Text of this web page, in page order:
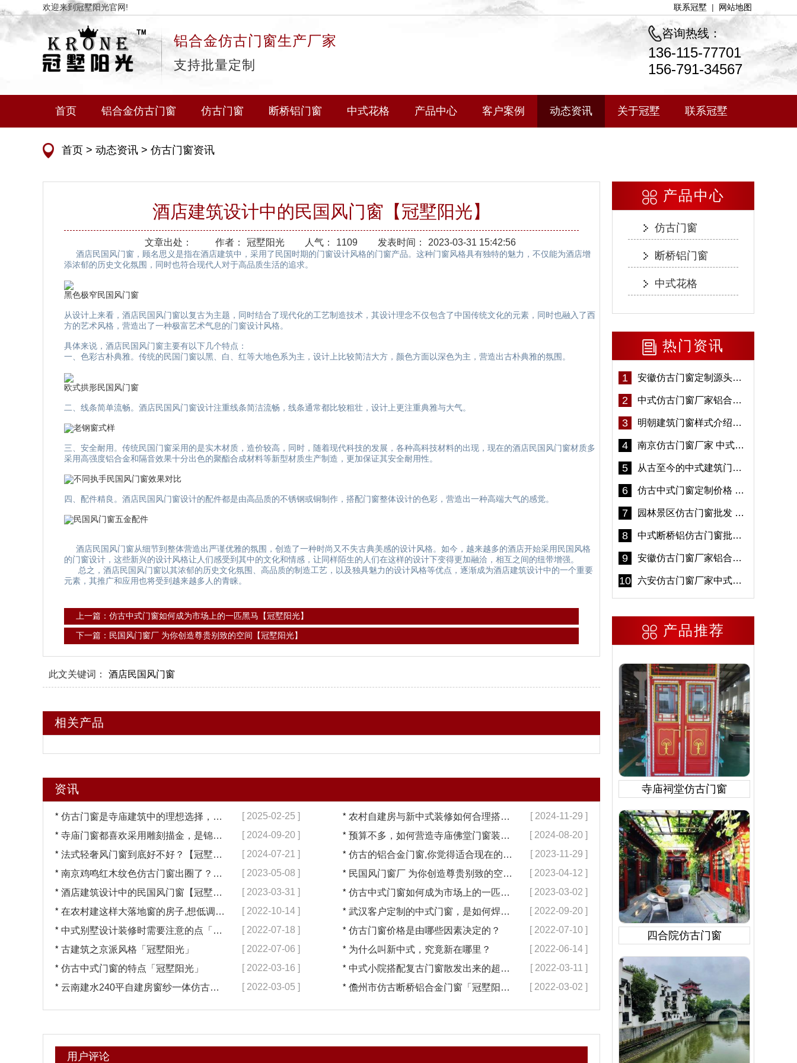
欢迎来到冠墅阳光官网! 联系冠墅 | 网站地图
铝合金仿古门窗生产厂家
支持批量定制
咨询热线：
136-115-77701
156-791-34567
首页 铝合金仿古门窗 仿古门窗 断桥铝门窗 中式花格 产品中心 客户案例 动态资讯 关于冠墅 联系冠墅
首页 > 动态资讯 > 仿古门窗资讯
酒店建筑设计中的民国风门窗【冠墅阳光】
文章出处： 作者： 冠墅阳光 人气： 1109 发表时间： 2023-03-31 15:42:56
酒店民国风门窗，顾名思义是指在酒店建筑中，采用了民国时期的门窗设计风格的门窗产品。这种门窗风格具有独特的魅力，不仅能为酒店增
添浓郁的历史文化氛围，同时也符合现代人对于高品质生活的追求。
黑色极窄民国风门窗
从设计上来看，酒店民国风门窗以复古为主题，同时结合了现代化的工艺制造技术，其设计理念不仅包含了中国传统文化的元素，同时也融入了西
方的艺术风格，营造出了一种极富艺术气息的门窗设计风格。
具体来说，酒店民国风门窗主要有以下几个特点：
一、色彩古朴典雅。传统的民国门窗以黑、白、红等大地色系为主，设计上比较简洁大方，颜色方面以深色为主，营造出古朴典雅的氛围。
欧式拱形民国风门窗
二、线条简单流畅。酒店民国风门窗设计注重线条简洁流畅，线条通常都比较粗壮，设计上更注重典雅与大气。
老钢窗式样
三、安全耐用。传统民国门窗采用的是实木材质，造价较高，同时，随着现代科技的发展，各种高科技材料的出现，现在的酒店民国风门窗材质多
采用高强度铝合金和隔音效果十分出色的聚酯合成材料等新型材质生产制造，更加保证其安全耐用性。
不同执手民国风门窗效果对比
四、配件精良。酒店民国风门窗设计的配件都是由高品质的不锈钢或铜制作，搭配门窗整体设计的色彩，营造出一种高端大气的感觉。
民国风门窗五金配件
酒店民国风门窗从细节到整体营造出严谨优雅的氛围，创造了一种时尚又不失古典美感的设计风格。如今，越来越多的酒店开始采用民国风格
的门窗设计，这些新兴的设计风格让人们感受到其中的文化和情感，让同样陌生的人们在这样的设计下变得更加融洽，相互之间的纽带增强。
总之，酒店民国风门窗以其浓郁的历史文化氛围、高品质的制造工艺，以及独具魅力的设计风格等优点，逐渐成为酒店建筑设计中的一个重要
元素，其推广和应用也将受到越来越多人的青睐。
上一篇：仿古中式门窗如何成为市场上的一匹黑马【冠墅阳光】
下一篇：民国风门窗厂 为你创造尊贵别致的空间【冠墅阳光】
此文关键词： 酒店民国风门窗
相关产品
资讯
* 仿古门窗是寺庙建筑中的理想选择，换一次用终生【冠墅阳光】 [ 2025-02-25 ] * 农村自建房与新中式装修如何合理搭配【冠墅阳光】 [ 2024-11-29 ]
* 寺庙门窗都喜欢采用雕刻描金，是锦上添花吗？【冠墅阳光】 [ 2024-09-20 ] * 预算不多，如何营造寺庙佛堂门窗装修【冠墅阳光】 [ 2024-08-20 ]
* 法式轻奢风门窗到底好不好？【冠墅阳光】 [ 2024-07-21 ] * 仿古的铝合金门窗,你觉得适合现在的装修吗?【冠墅阳光】 [ 2023-11-29 ]
* 南京鸡鸣红木纹色仿古门窗出圈了？【冠墅阳光】 [ 2023-05-08 ] * 民国风门窗厂 为你创造尊贵别致的空间【冠墅阳光】 [ 2023-04-12 ]
* 酒店建筑设计中的民国风门窗【冠墅阳光】 [ 2023-03-31 ] * 仿古中式门窗如何成为市场上的一匹黑马【冠墅阳光】 [ 2023-03-02 ]
* 在农村建这样大落地窗的房子,想低调都难吧【冠墅阳光】 [ 2022-10-14 ] * 武汉客户定制的中式门窗，是如何焊接的呢？ [ 2022-09-20 ]
* 中式别墅设计装修时需要注意的点「冠墅阳光」 [ 2022-07-18 ] * 仿古门窗价格是由哪些因素决定的？ [ 2022-07-10 ]
* 古建筑之京派风格「冠墅阳光」 [ 2022-07-06 ] * 为什么叫新中式，究竟新在哪里？ [ 2022-06-14 ]
* 仿古中式门窗的特点「冠墅阳光」 [ 2022-03-16 ] * 中式小院搭配复古门窗散发出来的超凡气质 「冠墅阳光」 [ 2022-03-11 ]
* 云南建水240平自建房窗纱一体仿古门窗完工「冠墅阳光」 [ 2022-03-05 ] * 儋州市仿古断桥铝合金门窗「冠墅阳光」 [ 2022-03-02 ]
用户评论
产品中心
仿古门窗
断桥铝门窗
中式花格
热门资讯
1 安徽仿古门窗定制源头厂家 好打理免维护-冠墅阳光
2 中式仿古门窗厂家铝合金仿古门窗定制 5年质保
3 明朝建筑门窗样式介绍——冠墅阳光
4 南京仿古门窗厂家 中式仿古门窗定制 节能防水
5 从古至今的中式建筑门窗到底有多美「冠墅阳光」
6 仿古中式门窗定制价格 铝合金仿古门窗报价
7 园林景区仿古门窗批发 铝合金仿古门窗采购-冠墅阳光
8 中式断桥铝仿古门窗批发 冠墅阳光仿古门窗 6000平米实体工厂
9 安徽仿古门窗厂家铝合金仿古门窗批发 免费设计出货快
10 六安仿古门窗厂家中式仿古门窗制作 6000平米源头厂家
产品推荐
寺庙祠堂仿古门窗
四合院仿古门窗